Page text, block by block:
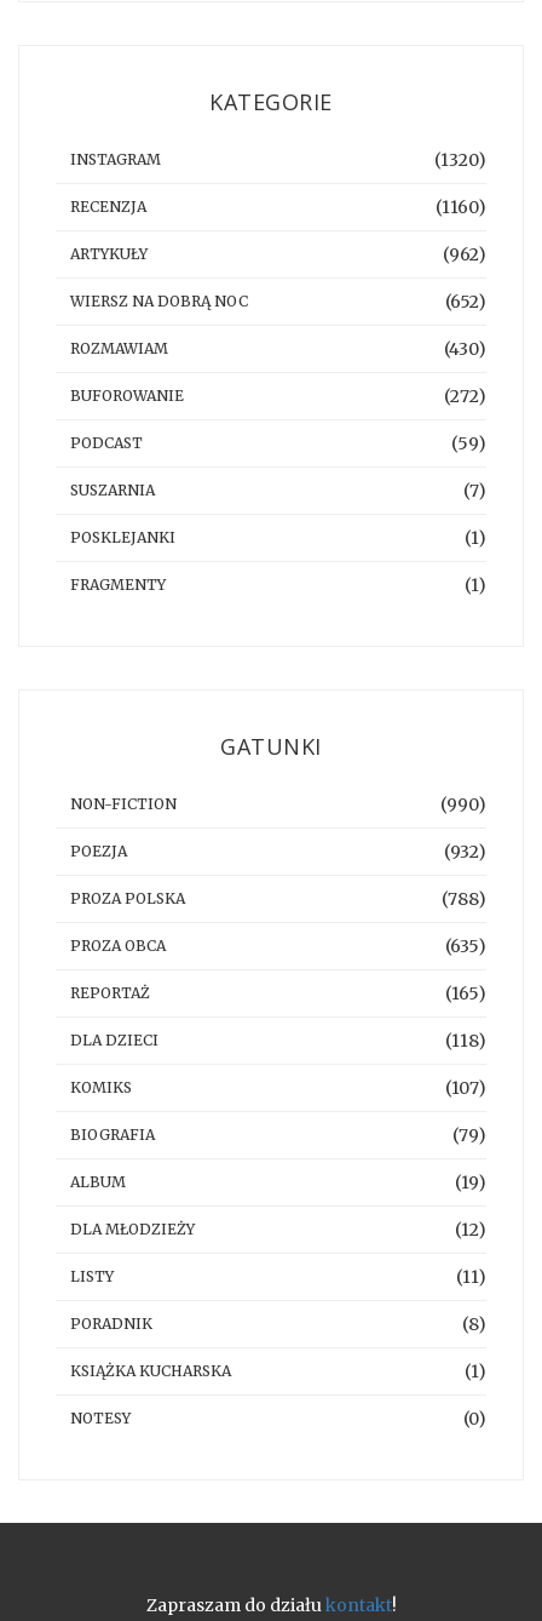
KATEGORIE
INSTAGRAM (1320)
RECENZJA (1160)
ARTYKUŁY (962)
WIERSZ NA DOBRĄ NOC (652)
ROZMAWIAM (430)
BUFOROWANIE (272)
PODCAST (59)
SUSZARNIA (7)
POSKLEJANKI (1)
FRAGMENTY (1)
GATUNKI
NON-FICTION (990)
POEZJA (932)
PROZA POLSKA (788)
PROZA OBCA (635)
REPORTAŻ (165)
DLA DZIECI (118)
KOMIKS (107)
BIOGRAFIA (79)
ALBUM (19)
DLA MŁODZIEŻY (12)
LISTY (11)
PORADNIK (8)
KSIĄŻKA KUCHARSKA (1)
NOTESY (0)
Zapraszam do działukontakt!